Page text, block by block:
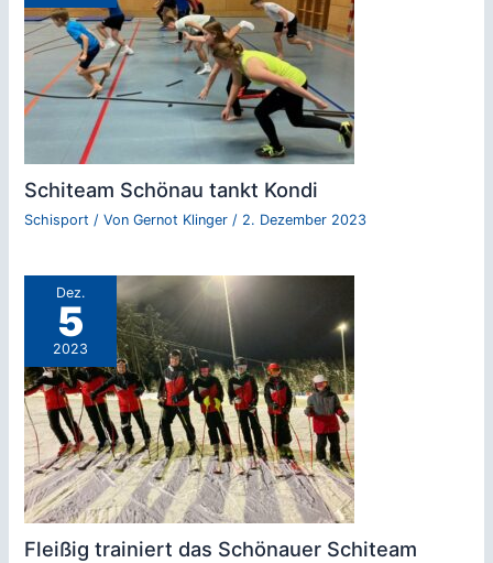
Schiteam Schönau tankt Kondi
Schisport / Von Gernot Klinger/ 2. Dezember 2023
Dez.
5
2023
Fleißig trainiert das Schönauer Schiteam